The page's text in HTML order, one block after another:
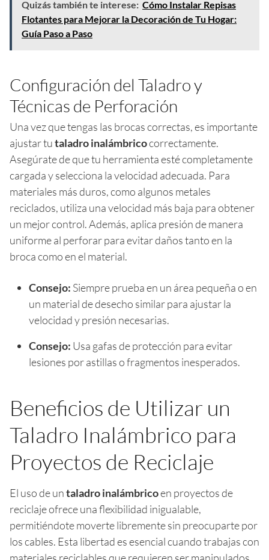
Quizás también te interese: Cómo Instalar Repisas
Flotantes para Mejorar la Decoración de Tu Hogar:
Guía Paso a Paso
Configuración del Taladro y
Técnicas de Perforación
Una vez que tengas las brocas correctas, es importante
ajustar tutaladro inalámbricocorrectamente.
Asegúrate de que tu herramienta esté completamente
cargada y selecciona la velocidad adecuada. Para
materiales más duros, como algunos metales
reciclados, utiliza una velocidad más baja para obtener
un mejor control. Además, aplica presión de manera
uniforme al perforar para evitar daños tanto en la
broca como en el material.
Consejo: Siempre prueba en un área pequeña o en
un material de desecho similar para ajustar la
velocidad y presión necesarias.
Consejo: Usa gafas de protección para evitar
lesiones por astillas o fragmentos inesperados.
Beneficios de Utilizar un
Taladro Inalámbrico para
Proyectos de Reciclaje
El uso de untaladro inalámbricoen proyectos de
reciclaje ofrece una flexibilidad inigualable,
permitiéndote moverte libremente sin preocuparte por
los cables. Esta libertad es esencial cuando trabajas con